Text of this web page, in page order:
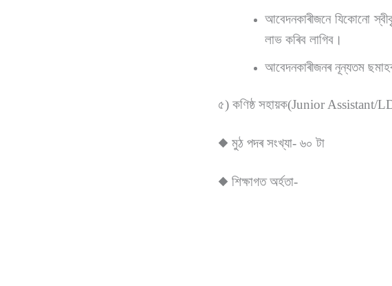
আবেদনকাৰীজনে যিকোনো
লাভ কৰিব লাগিব।
আবেদনকাৰীজনৰ নূন্যতম
৫) কণিষ্ঠ সহায়ক(Junior Assistant/
◆ মুঠ পদৰ সংখ্যা- ৬০ টা
◆ শিক্ষাগত অৰ্হতা-